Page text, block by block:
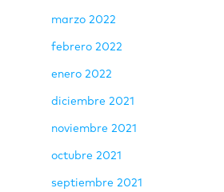
marzo 2022
febrero 2022
enero 2022
diciembre 2021
noviembre 2021
octubre 2021
septiembre 2021